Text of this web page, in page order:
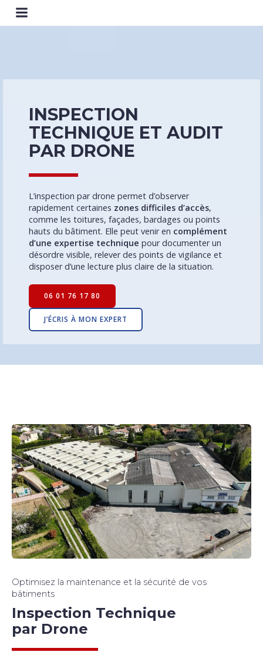
INSPECTION
TECHNIQUE ET AUDIT
PAR DRONE
L’inspection par drone permet d’observer
rapidement certaines zones difficiles d’accès,
comme les toitures, façades, bardages ou points
hauts du bâtiment. Elle peut venir en complément
d’une expertise technique pour documenter un
désordre visible, relever des points de vigilance et
disposer d’une lecture plus claire de la situation.
06 01 76 17 80
J’ÉCRIS À MON EXPERT
Optimisez la maintenance et la sécurité de vos
bâtiments
Inspection Technique
par Drone